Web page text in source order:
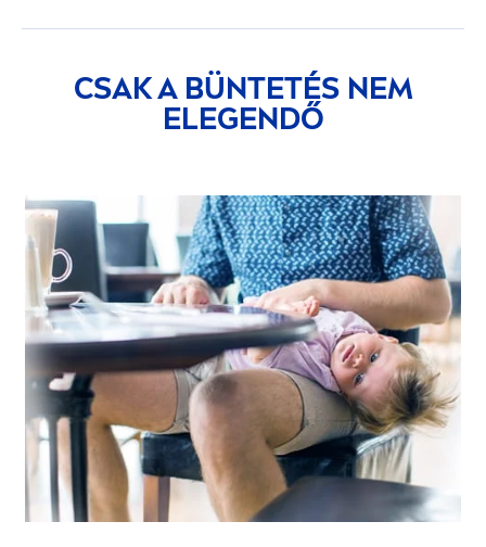
CSAK A BÜNTETÉS NEM
ELEGENDŐ